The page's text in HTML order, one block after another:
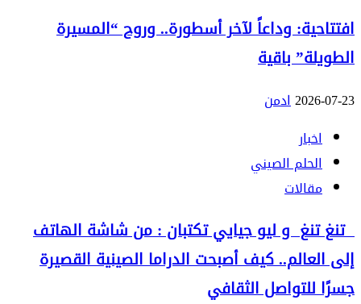
افتتاحية: وداعاً لآخر أسطورة.. وروح “المسيرة
الطويلة” باقية
2026-07-23ادمن
اخبار
الحلم الصيني
مقالات
تنغ تنغ و ليو جيايي تكتبان : من شاشة الهاتف
إلى العالم.. كيف أصبحت الدراما الصينية القصيرة
جسرًا للتواصل الثقافي